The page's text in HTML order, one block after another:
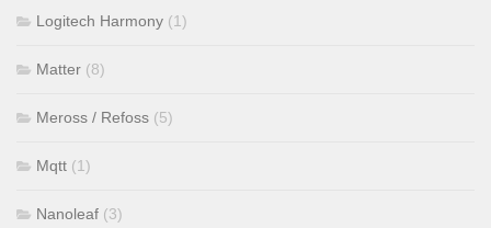
Logitech Harmony (1)
Matter (8)
Meross / Refoss (5)
Mqtt (1)
Nanoleaf (3)